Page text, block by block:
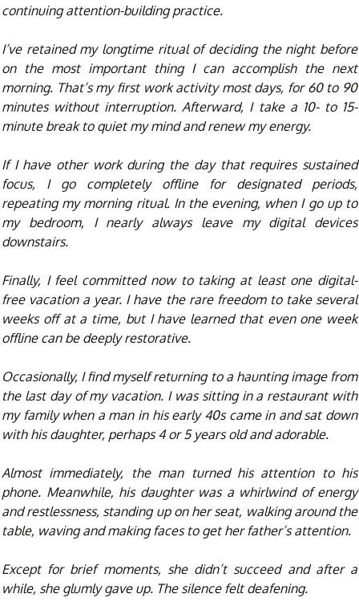
continuing attention-building practice.
I’ve retained my longtime ritual of deciding the night before
on the most important thing I can accomplish the next
morning. That’s my first work activity most days, for 60 to 90
minutes without interruption. Afterward, I take a 10- to 15-
minute break to quiet my mind and renew my energy.
If I have other work during the day that requires sustained
focus, I go completely offline for designated periods,
repeating my morning ritual. In the evening, when I go up to
my bedroom, I nearly always leave my digital devices
downstairs.
Finally, I feel committed now to taking at least one digital-
free vacation a year. I have the rare freedom to take several
weeks off at a time, but I have learned that even one week
offline can be deeply restorative.
Occasionally, I find myself returning to a haunting image from
the last day of my vacation. I was sitting in a restaurant with
my family when a man in his early 40s came in and sat down
with his daughter, perhaps 4 or 5 years old and adorable.
Almost immediately, the man turned his attention to his
phone. Meanwhile, his daughter was a whirlwind of energy
and restlessness, standing up on her seat, walking around the
table, waving and making faces to get her father’s attention.
Except for brief moments, she didn’t succeed and after a
while, she glumly gave up. The silence felt deafening.